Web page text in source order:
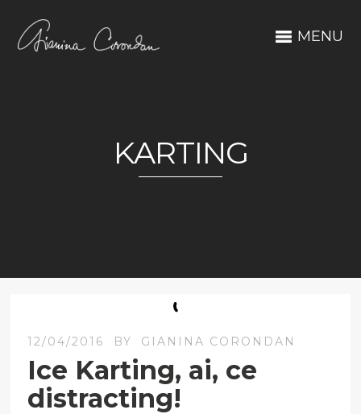
MENU
KARTING
12/04/2016 BY GIANINA CORONDAN
Ice Karting, ai, ce
distracting!